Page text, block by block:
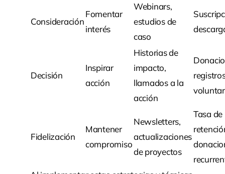
Consideración
Fomentar
interés
Webinars,
estudios de
caso
Decisión
Inspirar
acción
Historias de
impacto,
llamados a la
acción
Fidelización
Mantener
compromiso
Newsletters,
actualizaciones
de proyectos
Tasa de